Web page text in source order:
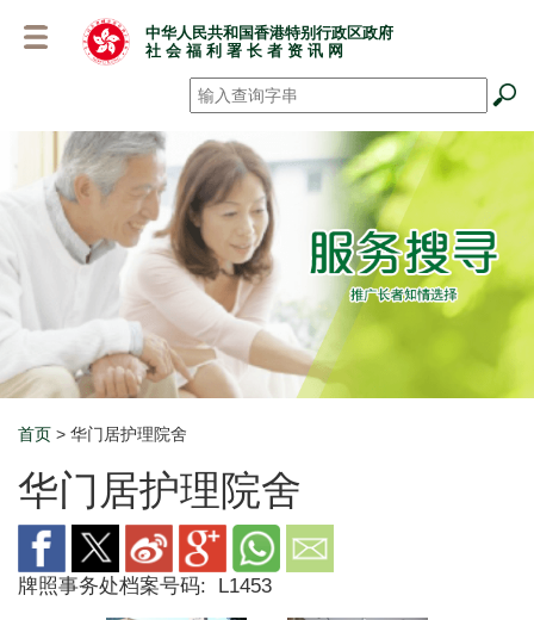
中华人民共和国香港特别行政区政府
社 会 福 利 署 长 者 资 讯 网
搜寻 *
Breadcrumb
首页 > 华门居护理院舍
华门居护理院舍
牌照事务处档案号码: L1453